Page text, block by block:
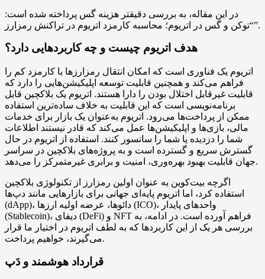
در این مقاله، به بررسی دقیقتر هزینه گس پرداخته شده است:
“توکن و گس در اتریوم؛ محاسبه کارمزد اتریوم در تراکنش رمزارز”.
هدف اتریوم چیست و چه کاربردهایی دارد؟
اتریوم یک فناوری است که امکان انتقال رمزارزها با کارمزد کم را
فراهم می‌کند و همچنین قابلیت توسعه اپلیکیشن‌هایی را دارد که
قابلیت غیرقابل اختلال بودن را دارا هستند. اتریوم یک بلاکچین قابل
برنامه‌نویسی است که این قابلیت به خلاف ساده‌ترین استفاده
ممکن از پرداخت‌ها می‌رود. اتریوم به‌عنوان یک بازار برای خدمات
مالی، بازی‌ها و اپلیکیشن‌ها عمل می‌کند که قادر نیستند اطلاعات
شما را دزدیده یا شما را سانسور کنند. استفاده از اتریوم در حال
گسترش سریع و گسترده است و به پروژه‌های بلاکچین در سراسر
جهان قابلیت بهبود بهره‌وری، امنیت و برابری غیرمتمرکز را می‌دهد.
اگرچه بیت‌کوین به عنوان اولین رمزارز از تکنولوژی بلاکچین
استفاده کرد، اما اتریوم پایه‌ای جهانی برای بازارهایی مانند دپ‌ها
(dApp)، دائوها، عرضه اولیه ارزها (ICO)، واحدهای پایدار
(Stablecoin)، دیفای (DeFi) و NFT فراهم آورده است. در ادامه، به
بررسی هر یک از این کاربردها که به لطف اتریوم در اختیار ما قرار
می‌گیرند، خواهیم پرداخت.
قرارداد هوشمند و دَپ